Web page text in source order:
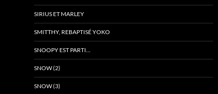
SIRIUS ET MARLEY
SMITTHY, REBAPTISÉ YOKO
SNOOPY EST PARTI…
SNOW (2)
SNOW (3)